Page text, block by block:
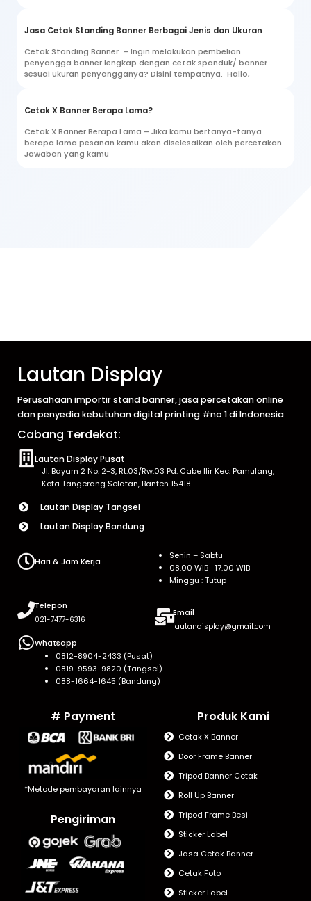
Jasa Cetak Standing Banner Berbagai Jenis dan Ukuran
Cetak Standing Banner – Ingin melakukan pembelian
penyangga banner lengkap dengan cetak spanduk/ banner
sesuai ukuran penyangganya? Disini tempatnya. Hallo,
Cetak X Banner Berapa Lama?
Cetak X Banner Berapa Lama – Jika kamu bertanya-tanya
berapa lama pesanan kamu akan diselesaikan oleh percetakan.
Jawaban yang kamu
Lautan Display
Perusahaan importir stand banner, jasa percetakan online
dan penyedia kebutuhan digital printing #no 1 di Indonesia
Cabang Terdekat:
Lautan Display Pusat
Jl. Bayam 2 No. 2-3, Rt.03/Rw.03 Pd. Cabe Ilir Kec. Pamulang,
Kota Tangerang Selatan, Banten 15418
Lautan Display Tangsel
Lautan Display Bandung
Hari & Jam Kerja
Senin – Sabtu
08.00 WIB -17.00 WIB
Minggu : Tutup
Telepon
021-7477-6316
Email
lautandisplay@gmail.com
Whatsapp
0812-8904-2433 (Pusat)
0819-9593-9820 (Tangsel)
088-1664-1645 (Bandung)
# Payment
*Metode pembayaran lainnya
Pengiriman
Produk Kami
Cetak X Banner
Door Frame Banner
Tripod Banner Cetak
Roll Up Banner
Tripod Frame Besi
Sticker Label
Jasa Cetak Banner
Cetak Foto
Sticker Label